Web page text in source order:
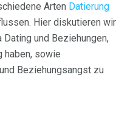
Arten Datierung
Hier diskutieren wir
und Beziehungen,
haben, sowie
Beziehungsangst zu